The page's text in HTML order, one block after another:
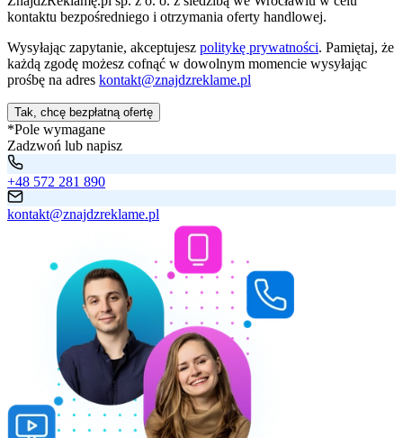
kontaktu bezpośredniego i otrzymania oferty handlowej.
Wysyłając zapytanie, akceptujesz politykę prywatności. Pamiętaj, że
każdą zgodę możesz cofnąć w dowolnym momencie wysyłając
prośbę na adres kontakt@znajdzreklame.pl
Tak, chcę bezpłatną ofertę
*Pole wymagane
Zadzwoń lub napisz
+48 572 281 890
kontakt@znajdzreklame.pl